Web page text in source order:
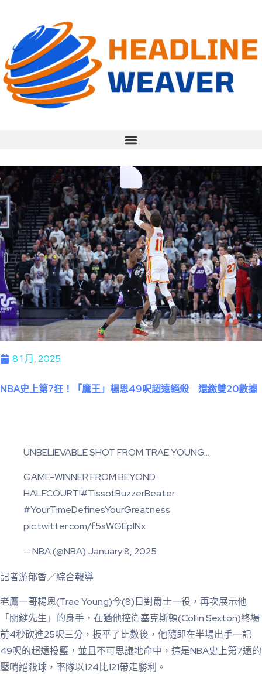
8 1 月, 2025
NBA史上第7狂！「鷹王」楊恩49呎超遠絕殺 還繳雙20數據
UNBELIEVABLE SHOT FROM TRAE YOUNG…
GAME-WINNER FROM BEYOND
HALFCOURT!#TissotBuzzerBeater
#YourTimeDefinesYourGreatness
pic.twitter.com/f5sWGEplNx
— NBA (@NBA) January 8, 2025
記者游郁香／綜合報導
老鷹一哥楊恩(Trae Young)今(8)日對爵士一役，再次展示他
「關鍵先生」的身手，在猶他控衛塞克斯頓(Collin Sexton)終場
前4秒砍進25呎三分，扳平了比數後，他隨即在半場出手一記
49呎的超遠投籃，並且不可思議地命中，這是NBA史上第7遠的
壓哨絕殺球，率隊以124比121帶走勝利。